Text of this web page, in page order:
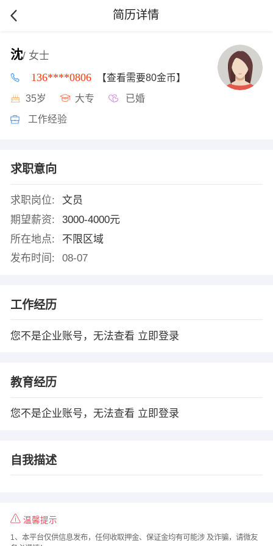
简历详情
沈/ 女士
136****0806 【查看需要80金币】
35岁 大专 已婚
工作经验
求职意向
求职岗位:
文员
期望薪资:
3000-4000元
所在地点:
不限区域
发布时间:
08-07
工作经历
您不是企业账号，无法查看 立即登录
教育经历
您不是企业账号，无法查看 立即登录
自我描述
温馨提示
1、本平台仅供信息发布，任何收取押金、保证金均有可能涉 及诈骗，请微友